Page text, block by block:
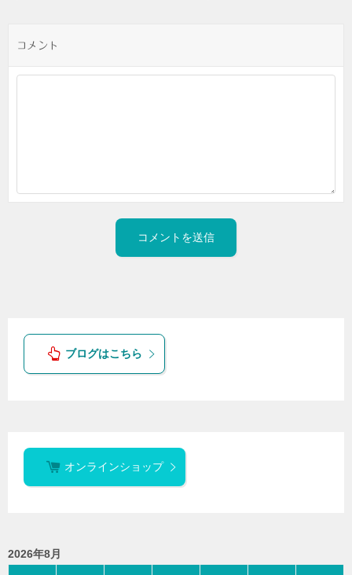
コメント
ブログはこちら
オンラインショップ
2026年8月